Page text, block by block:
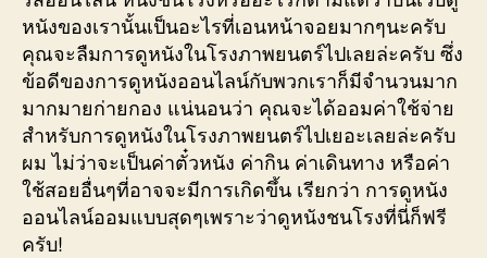
หนังของเรานั้นเป็นอะไรที่เอนหน้าจอยมากๆนะครับ
คุณจะลืมการดูหนังในโรงภาพยนตร์ไปเลยล่ะครับ ซึ่ง
ข้อดีของการดูหนังออนไลน์กับพวกเราก็มีจำนวนมาก
มากมายก่ายกอง แน่นอนว่า คุณจะได้ออมค่าใช้จ่าย
สำหรับการดูหนังในโรงภาพยนตร์ไปเยอะเลยล่ะครับ
ผม ไม่ว่าจะเป็นค่าตั๋วหนัง ค่ากิน ค่าเดินทาง หรือค่า
ใช้สอยอื่นๆที่อาจจะมีการเกิดขึ้น เรียกว่า การดูหนัง
ออนไลน์ออมแบบสุดๆเพราะว่าดูหนังชนโรงที่นี่ก็ฟรี
ครับ!